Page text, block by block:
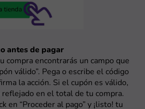
antes de pagar
compra encontrarás un campo que
válido”. Pega o escribe el código
la acción. Si el cupón es válido,
en el total de tu compra.
en “Proceder al pago” y ¡listo! tu